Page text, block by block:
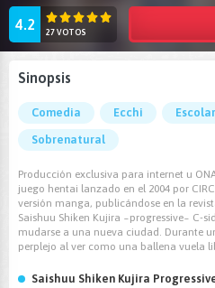
4.2 27 VOTOS
Sinopsis
Comedia Ecchi
Sobrenatural
Producción exclusiva para internet u
juego hentai lanzado en el 2004 por
versión manga, publicándose en la
Saishuu Shiken Kujira ~progressive~ C-
mudarse a una nueva ciudad. Durante
perplejo al ver como una ballena vuela
Saishuu Shiken Kujira